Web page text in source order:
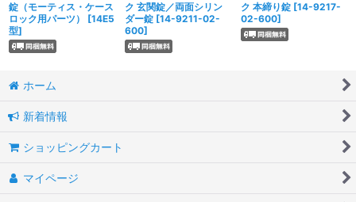
錠（モーティス・ケース
ロック用パーツ）
[14E5
型]
ク 玄関錠／両面シリン
ダー錠 [14-9211-02-
600]
ク 本締り錠 [14-9217-
02-600]
ホーム
新着情報
ショッピングカート
マイページ